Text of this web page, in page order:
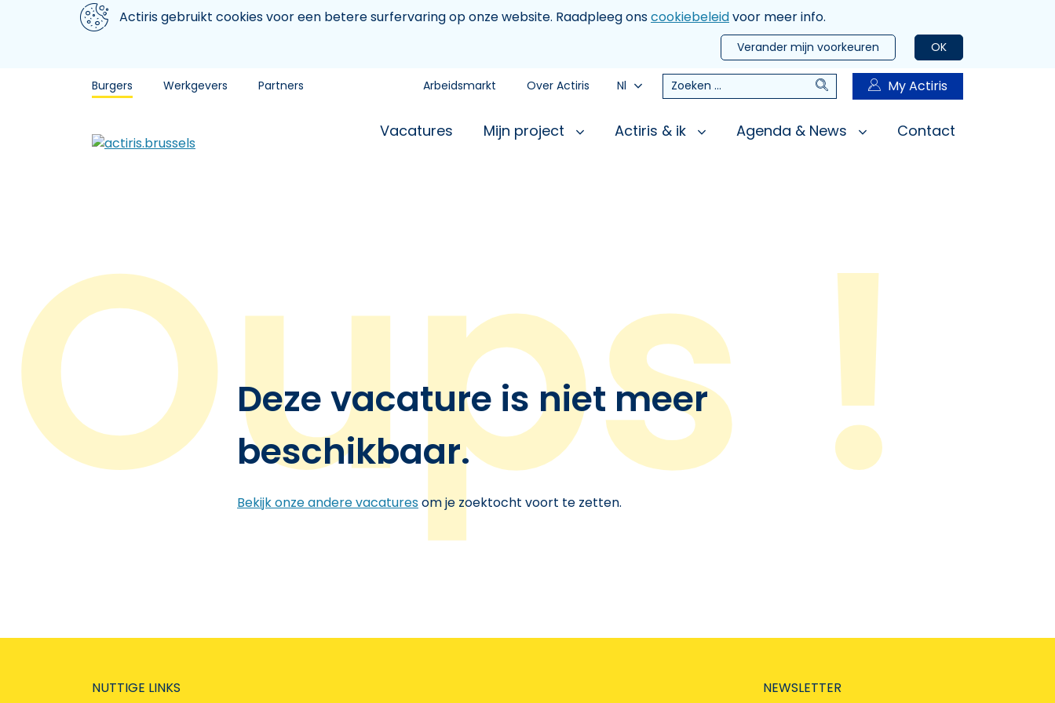
Aller au contenu principal
We gebruiken cookiesActiris gebruikt cookies voor een betere surfervaring op onze website. Raadpleeg onscookiebeleidvoor meer info.
OK
Verander mijn voorkeuren
Burgers Werkgevers Partners Arbeidsmarkt Over Actiris Nl Zoeken Zoeken My Actiris
Vacatures Mijn project Actiris & ik Agenda & News Contact
Deze vacature is niet meer
beschikbaar.
Bekijk onze andere vacaturesom je zoektocht voort te zetten.
NUTTIGE LINKS NEWSLETTER